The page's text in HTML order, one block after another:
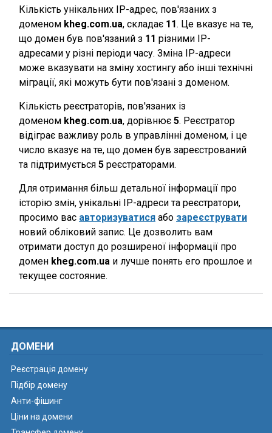
Кількість унікальних IP-адрес, пов'язаних з
доменом kheg.com.ua, складає 11. Це вказує на те,
що домен був пов'язаний з 11 різними IP-
адресами у різні періоди часу. Зміна IP-адреси
може вказувати на зміну хостингу або інші технічні
міграції, які можуть бути пов'язані з доменом.
Кількість реєстраторів, пов'язаних із
доменом kheg.com.ua, дорівнює 5. Реєстратор
відіграє важливу роль в управлінні доменом, і це
число вказує на те, що домен був зареєстрований
та підтримується 5 реєстраторами.
Для отримання більш детальної інформації про
історію змін, унікальні IP-адреси та реєстратори,
просимо вас авторизуватися або зареєструвати
новий обліковий запис. Це дозволить вам
отримати доступ до розширеної інформації про
домен kheg.com.ua и лучше понять его прошлое и
текущее состояние.
ДОМЕНИ
Реєстрація домену
Підбір домену
Анти-фішинг
Ціни на домени